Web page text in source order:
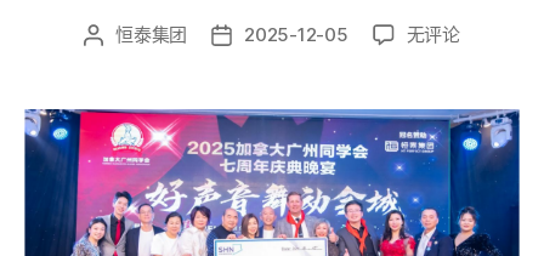
恒泰集团 2025-12-05 无评论